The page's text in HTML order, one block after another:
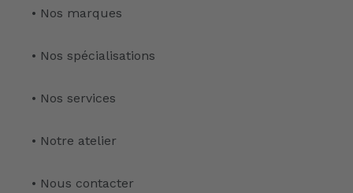
• Nos marques
• Nos spécialisations
• Nos services
• Notre atelier
• Nous contacter